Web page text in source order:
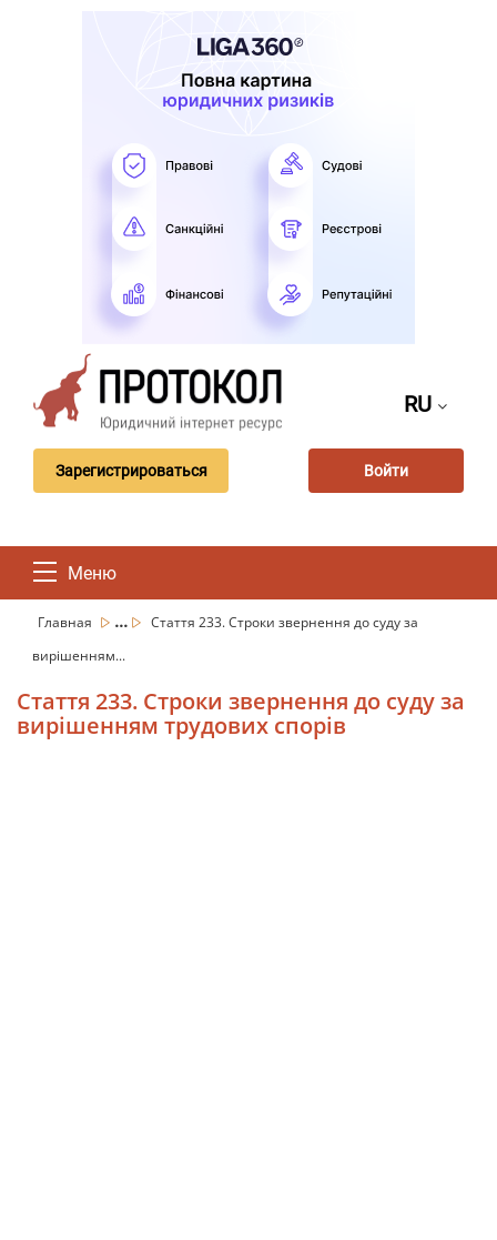
RU
Зарегистрироваться Войти
Меню
Главная ...
Стаття 233. Строки звернення до суду за
вирішенням...
Стаття 233. Строки звернення до суду за
вирішенням трудових спорів